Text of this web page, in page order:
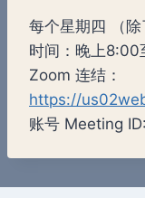
每个星期四 （除
时间：晚上8:00
Zoom 连结：
https://
账号 Meeting